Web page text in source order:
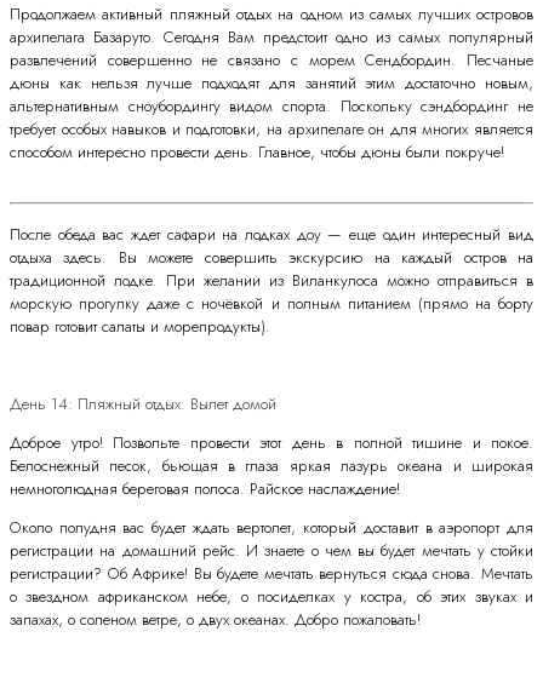
Продолжаем активный пляжный отдых на одном из самых лучших островов
архипелага Базаруто. Сегодня Вам предстоит одно из самых популярный
развлечений совершенно не связано с морем Сендбордин. Песчаные
дюны как нельзя лучше подходят для занятий этим достаточно новым,
альтернативным сноубордингу видом спорта. Поскольку сэндбординг не
требует особых навыков и подготовки, на архипелаге он для многих является
способом интересно провести день. Главное, чтобы дюны были покруче!
После обеда вас ждет сафари на лодках доу — еще один интересный вид
отдыха здесь. Вы можете совершить экскурсию на каждый остров на
традиционной лодке. При желании из Виланкулоса можно отправиться в
морскую прогулку даже с ночёвкой и полным питанием (прямо на борту
повар готовит салаты и морепродукты).
День 14: Пляжный отдых. Вылет домой
Доброе утро! Позвольте провести этот день в полной тишине и покое.
Белоснежный песок, бьющая в глаза яркая лазурь океана и широкая
немноголюдная береговая полоса. Райское наслаждение!
Около полудня вас будет ждать вертолет, который доставит в аэропорт для
регистрации на домашний рейс. И знаете о чем вы будет мечтать у стойки
регистрации? Об Африке! Вы будете мечтать вернуться сюда снова. Мечтать
о звездном африканском небе, о посиделках у костра, об этих звуках и
запахах, о соленом ветре, о двух океанах. Добро пожаловать!